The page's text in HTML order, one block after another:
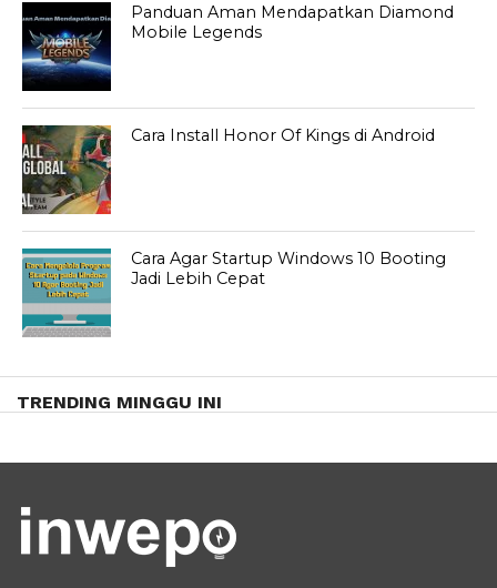
Panduan Aman Mendapatkan Diamond
Mobile Legends
Cara Install Honor Of Kings di Android
Cara Agar Startup Windows 10 Booting
Jadi Lebih Cepat
TRENDING MINGGU INI